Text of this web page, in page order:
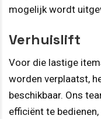
mogelijk wordt
Verhuislift
Voor die lastige
worden verplaatst,
beschikbaar. Ons
efficiënt te